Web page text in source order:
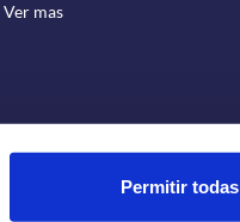
Permitir todas
Ver mas